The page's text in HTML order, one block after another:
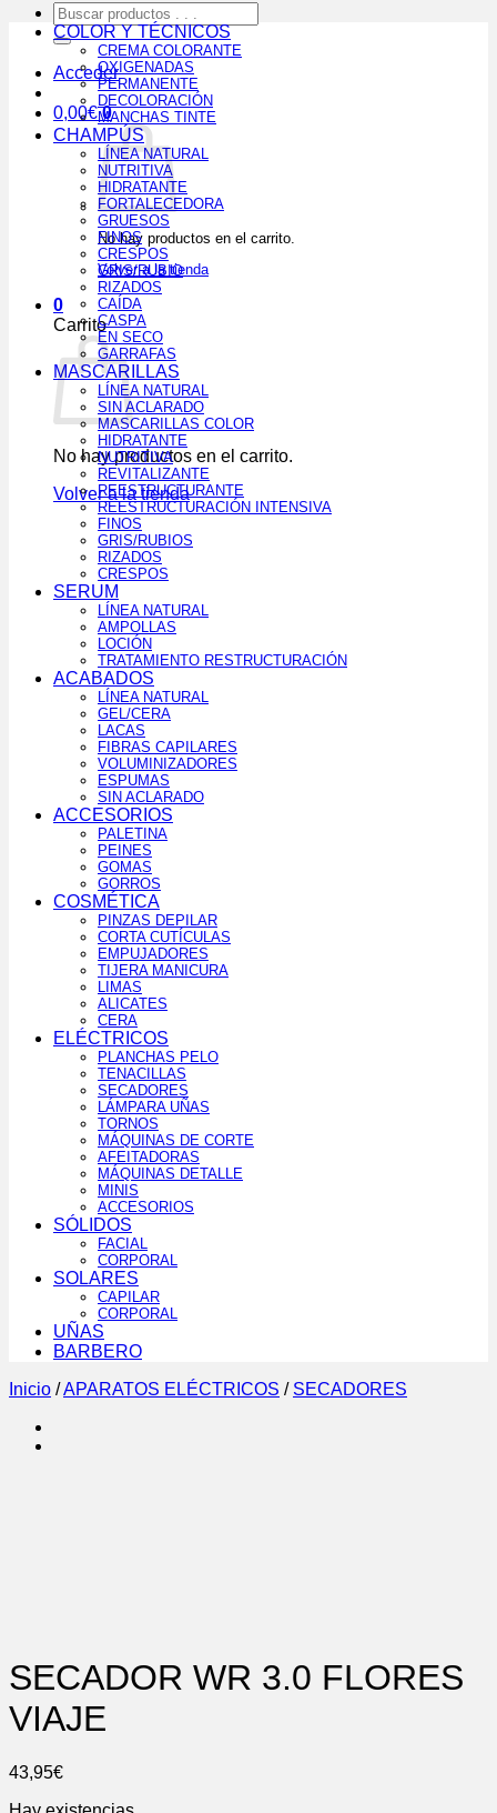
Buscar
por:
Acceder
0,00€ 0
No hay productos en el carrito.
Volver a la tienda
0
Carrito
No hay productos en el carrito.
Volver a la tienda
COLOR Y TÉCNICOS
CREMA COLORANTE
OXIGENADAS
PERMANENTE
DECOLORACIÓN
MANCHAS TINTE
CHAMPÚS
LÍNEA NATURAL
NUTRITIVA
HIDRATANTE
FORTALECEDORA
GRUESOS
FINOS
CRESPOS
GRIS/RUBIO
RIZADOS
CAÍDA
CASPA
EN SECO
GARRAFAS
MASCARILLAS
LÍNEA NATURAL
SIN ACLARADO
MASCARILLAS COLOR
HIDRATANTE
NUTRITIVA
REVITALIZANTE
REESTRUCTURANTE
REESTRUCTURACIÓN INTENSIVA
FINOS
GRIS/RUBIOS
RIZADOS
CRESPOS
SERUM
LÍNEA NATURAL
AMPOLLAS
LOCIÓN
TRATAMIENTO RESTRUCTURACIÓN
ACABADOS
LÍNEA NATURAL
GEL/CERA
LACAS
FIBRAS CAPILARES
VOLUMINIZADORES
ESPUMAS
SIN ACLARADO
ACCESORIOS
PALETINA
PEINES
GOMAS
GORROS
COSMÉTICA
PINZAS DEPILAR
CORTA CUTÍCULAS
EMPUJADORES
TIJERA MANICURA
LIMAS
ALICATES
CERA
ELÉCTRICOS
PLANCHAS PELO
TENACILLAS
SECADORES
LÁMPARA UÑAS
TORNOS
MÁQUINAS DE CORTE
AFEITADORAS
MÁQUINAS DETALLE
MINIS
ACCESORIOS
SÓLIDOS
FACIAL
CORPORAL
SOLARES
CAPILAR
CORPORAL
UÑAS
BARBERO
Inicio /APARATOS ELÉCTRICOS / SECADORES
SECADOR WR 3.0 FLORES
VIAJE
43,95€